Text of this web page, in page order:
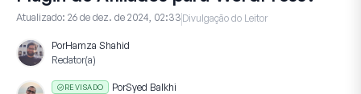
Atualizado: 26 de dez. de 2024, 02:33 Divulgação do Leitor
PorHamza Shahid
Redator(a)
REVISADO PorSyed Balkhi